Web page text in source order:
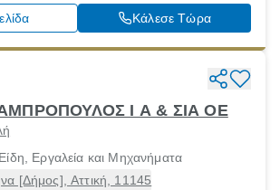
Κάλεσε Τώρα
Ι Α & ΣΙΑ ΟΕ
Εργαλεία και Μηχανήματα
[Δήμος], Αττική, 11145